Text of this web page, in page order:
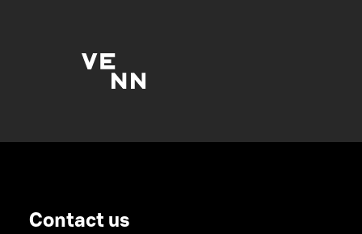
Contact us